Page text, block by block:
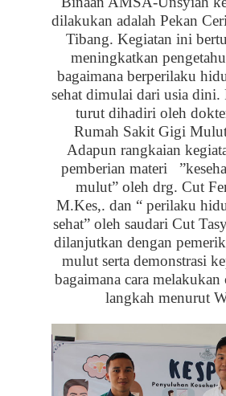
dilakukan adalah Pekan
Tibang. Kegiatan ini
meningkatkan
bagaimana berperilaku
sehat dimulai dari usia dini.
turut dihadiri oleh
Rumah Sakit Gigi
Adapun rangkaian
pemberian materi
mulut” oleh drg. Cut
M.Kes,. dan “ perilaku
sehat” oleh saudari Cut
dilanjutkan dengan
mulut serta demonstrasi
bagaimana cara melakukan
langkah menurut